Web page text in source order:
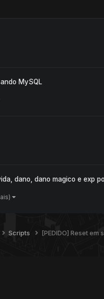
MySQL
dano, dano magico e exp
Scripts [PEDIDO] Reset